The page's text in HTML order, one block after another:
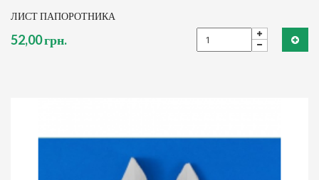
ЛИСТ ПАПОРОТНИКА
52,00 грн.